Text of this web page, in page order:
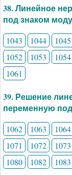
38. Линейное
под знаком
1043 1044 1045
1052
1053 1054
1061
39. Решение
переменную
1062 1063 1064
1071
1072 1073
1080
1082 1083